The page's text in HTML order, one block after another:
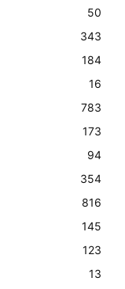
50
343
184
16
783
173
94
354
816
145
123
13